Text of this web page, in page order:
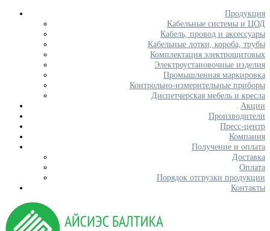
Продукция
Кабельные системы и ЦОД
Кабель, провод и аксессуары
Кабельные лотки, короба, трубы
Комплектация электрощитовых
Электроустановочные изделия
Промышленная маркировка
Контрольно-измерительные приборы
Диспетчерская мебель и кресла
Акции
Производители
Пресс-центр
Компания
Получение и оплата
Доставка
Оплата
Порядок отгрузки продукции
Контакты